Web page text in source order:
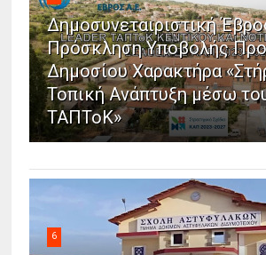
Δημοσυνεταιριστική
Πρόσκληση Υποβολής
Δημοσίου Χαρακτήρα
Τοπική Ανάπτυξη μέσω
ΤΑΠΤοΚ»
6